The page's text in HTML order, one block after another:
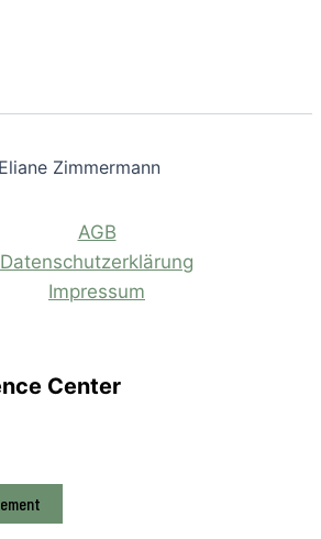
Zimmermann
AGB
Datenschutzerklärung
Impressum
Center